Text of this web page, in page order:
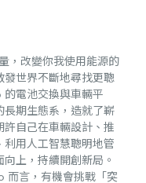
，改變你我使用能源的
世界不斷地尋找更聰
電池交換與車輛平
期生態系，造就了嶄
自己在車輛設計、推
用人工智慧聰明地管
上，持續開創新局。
而言，有機會挑戰「突